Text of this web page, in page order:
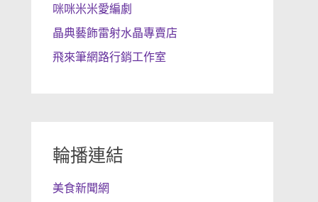
咪咪米米愛編劇
晶典藝飾雷射水晶專賣店
飛來筆網路行銷工作室
輪播連結
美食新聞網